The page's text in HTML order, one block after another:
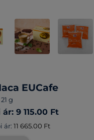
EUCafe
g
9 115.00 Ft
ár: 11 665.00 Ft